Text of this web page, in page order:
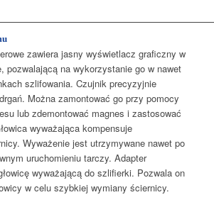
zawiera jasny wyświetlacz graficzny w
pozwalającą na wykorzystanie go w nawet
szlifowania. Czujnik precyzyjnie
Można zamontować go przy pomocy
lub zdemontować magnes i zastosować
wyważająca kompensuje
Wyważenie jest utrzymywane nawet po
uruchomieniu tarczy. Adapter
wyważającą do szlifierki. Pozwala on
w celu szybkiej wymiany ściernicy.